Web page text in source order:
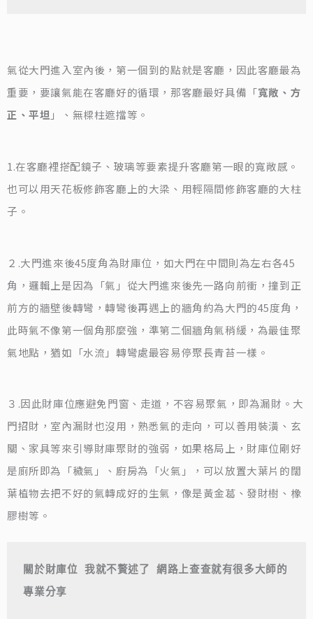
氣從大門進入室內後，第一個到的點就是客廳，因此客廳最為
重要，要讓氣能在客廳好的循環，那客廳最好具備「寬敞、方
正、平坦 」、無樑柱遮擋等。
1.在客廳裡搭配鏡子、玻璃等要素提升客廳第一眼的寬敞感。
也可以用天花板修飾客廳上的大梁、用輕隔間修飾客廳的大柱
子。
２.大門進來後45度角為財庫位，如大門在中間則為左右各45
角，邏輯上是因為「氣」從大門進來後先一路向前衝，撞到正
前方的牆壁後轉彎，轉彎後再遇上的牆角約為大門的45度角，
此時氣不像第一個角那麼強，準第二個牆角氣稍緩，為最佳聚
氣地點，猶如「水流」轉彎處最容易停聚長青苔一樣。
３.因此財庫位應避免門窗、走道，不容易聚氣，即為漏財。大
門招財，室內漏財也沒用，熟悉氣的走向，可以善用裝潢、玄
關、家具等來引導財庫聚財的強弱，如果格局上，財庫位剛好
是廁所即為「穢氣」、廚房為「火氣」，可以放置大葉片的闊
葉植物去把不好的氣轉成好的生氣，像是黃金葛、發財樹、橡
膠樹等。
關於財庫位 我就不贅述了 網路上查查就有很多大師的
專業分享